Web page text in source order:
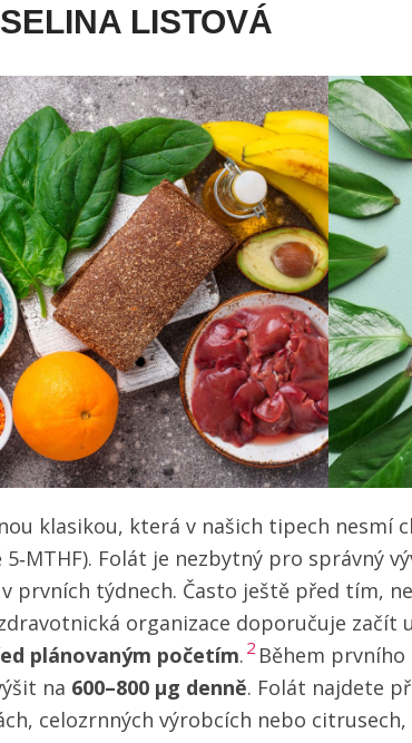
LISTOVÁ
klasikou, která v našich tipech nesmí
Folát je nezbytný pro správný
prvních týdnech. Často ještě před tím,
organizace doporučuje začít
plánovaným početím. 2 Během
na 600–800 µg denně. Folát najdete
celozrnných výrobcích nebo